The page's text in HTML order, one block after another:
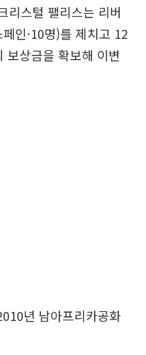
리스털 팰리스는 리버
인·10명)를 제치고 12
보상금을 확보해 이변
년 남아프리카공화